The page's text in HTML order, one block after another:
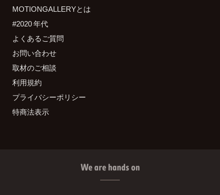
MOTIONGALLERYとは
#2020 年代
よくあるご質問
お問い合わせ
取材のご相談
利用規約
プライバシーポリシー
特商法表示
We are hands on